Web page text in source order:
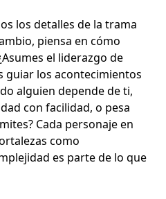
los detalles de la trama
piensa en cómo
el liderazgo de
los acontecimientos
alguien depende de ti,
con facilidad, o pesa
Cada personaje en
como
es parte de lo que